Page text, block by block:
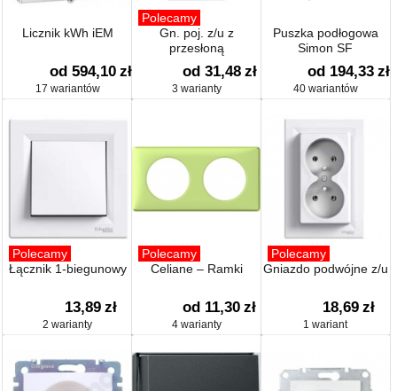
Licznik kWh iEM
od 594,10 zł
17 wariantów
Polecamy
Gn. poj. z/u z
przesłoną
od 31,48 zł
3 warianty
Puszka podłogowa
Simon SF
od 194,33 zł
40 wariantów
Polecamy
Łącznik 1-biegunowy
13,89 zł
2 warianty
Polecamy
Celiane – Ramki
od 11,30 zł
4 warianty
Polecamy
Gniazdo podwójne z/u
18,69 zł
1 wariant